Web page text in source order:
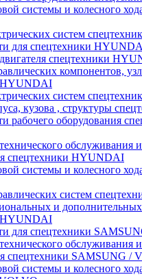
системы и колесного
систем
для спецтехники
спецтехники
компонентов,
HYUNDAI
систем
кузова , структуры
рабочего оборудования
обслуживания
спецтехники HYUNDAI
системы и колесного
систем
и
HYUNDAI
для спецтехники
обслуживания
спецтехники SAMSUNG /
системы и колесного